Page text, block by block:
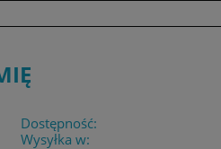
Dostępność:
Wysyłka w: